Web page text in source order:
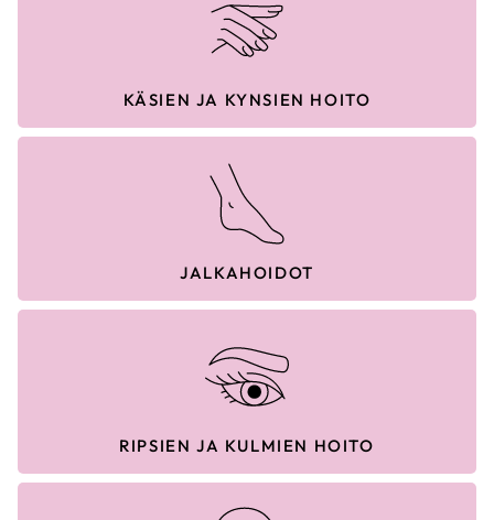
KÄSIEN JA KYNSIEN HOITO
JALKAHOIDOT
RIPSIEN JA KULMIEN HOITO